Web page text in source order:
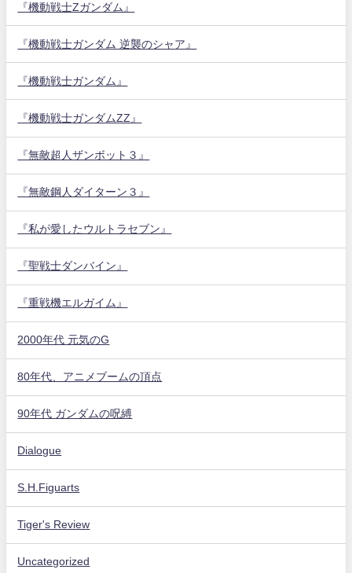
『機動戦士Zガンダム』
『機動戦士ガンダム 逆襲のシャア』
『機動戦士ガンダム』
『機動戦士ガンダムZZ』
『無敵超人ザンボット３』
『無敵鋼人ダイターン３』
『私が愛したウルトラセブン』
『聖戦士ダンバイン』
『重戦機エルガイム』
2000年代 元気のG
80年代、アニメブームの頂点
90年代 ガンダムの呪縛
Dialogue
S.H.Figuarts
Tiger's Review
Uncategorized